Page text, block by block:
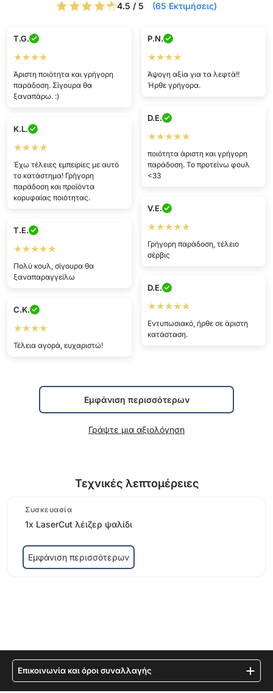
4.5 / 5 (65 Εκτιμήσεις)
T.G.
★★★★
Άριστη ποιότητα και γρήγορη
παράδοση. Σίγουρα θα
ξαναπάρω. :)
P.N.
★★★★
Άψογη αξία για τα λεφτά!!
Ήρθε γρήγορα.
D.E.
★★★★★
ποιότητα άριστη και γρήγορη
παράδοση. Το προτείνω φουλ
<33
K.L.
★★★★
Έχω τέλειες εμπειρίες με αυτό
το κατάστημα! Γρήγορη
παράδοση και προϊόντα
κορυφαίας ποιότητας.
V.E.
★★★★★
Γρήγορη παράδοση, τέλειο
σέρβις
T.E.
★★★★★
Πολύ κουλ, σίγουρα θα
ξαναπαραγγείλω
D.E.
★★★★★
Εντυπωσιακό, ήρθε σε άριστη
κατάσταση.
C.K.
★★★★
Τέλεια αγορά, ευχαριστώ!
Εμφάνιση περισσότερων
Γράψτε μια αξιολόγηση
Τεχνικές λεπτομέρειες
Συσκευασία
1x LaserCut λέιζερ ψαλίδι
Εμφάνιση περισσότερων
Επικοινωνία και όροι συναλλαγής